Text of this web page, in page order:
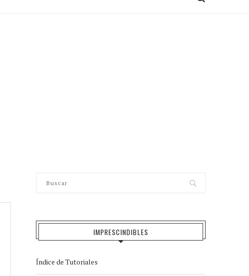
IMPRESCINDIBLES
Índice de Tutoriales